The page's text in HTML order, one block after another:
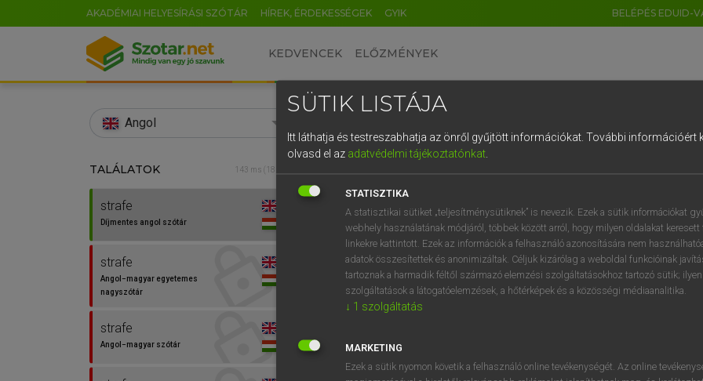
AKADÉMIAI HELYESÍRÁSI SZÓTÁR HÍREK, ÉRDEKESSÉGEK GYIK BELÉPÉS EDUID-
KEDVENCEK ELŐZMÉNYEK
Angol
TALÁLATOK 143 ms (18 db)
strafe
Díjmentes angol szótár
strafe
Angol−magyar egyetemes
nagyszótár
strafe
Angol−magyar szótár
Díjmentes angol szótár
strafe fn
bombázás
ige bombáz
megszid
lehord
erős/heves ágyútűz alá vesz
repülőgépről géppuskáz
SÜTIK LISTÁJA
Itt láthatja és testreszabhatja az önről gyűjtött információkat. További információért
olvasd el az adatvédelmi tájékoztatónkat.
STATISZTIKA
A statisztikai sütiket „teljesítménysütiknek” is nevezik. Ezek a sütik információkat
webhely használatának módjáról, többek között arról, hogy milyen oldalakat keresett
linkekre kattintott. Ezek az információk a felhasználó azonosítására nem
adatok összesítettek és anonimizáltak. Céljuk kizárólag a weboldal funkcióinak
tartoznak a harmadik féltől származó elemzési szolgáltatásokhoz tartozó sütik;
szolgáltatások a látogatóelemzések, a hőtérképek és a közösségi médiaanalitika.
↓ 1 szolgáltatás
MARKETING
Ezek a sütik nyomon követik a felhasználó online tevékenységét. Az online
EN HU DE CN FR ES IT NL
0 1 2 3 4 5 6 7 8 9
q w e r t z u i
a s d f g h j k l é
í y x c v b n m , .